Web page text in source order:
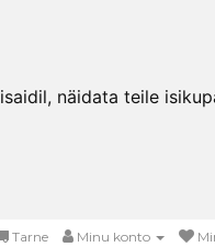
näidata teile
Tarne Minu konto